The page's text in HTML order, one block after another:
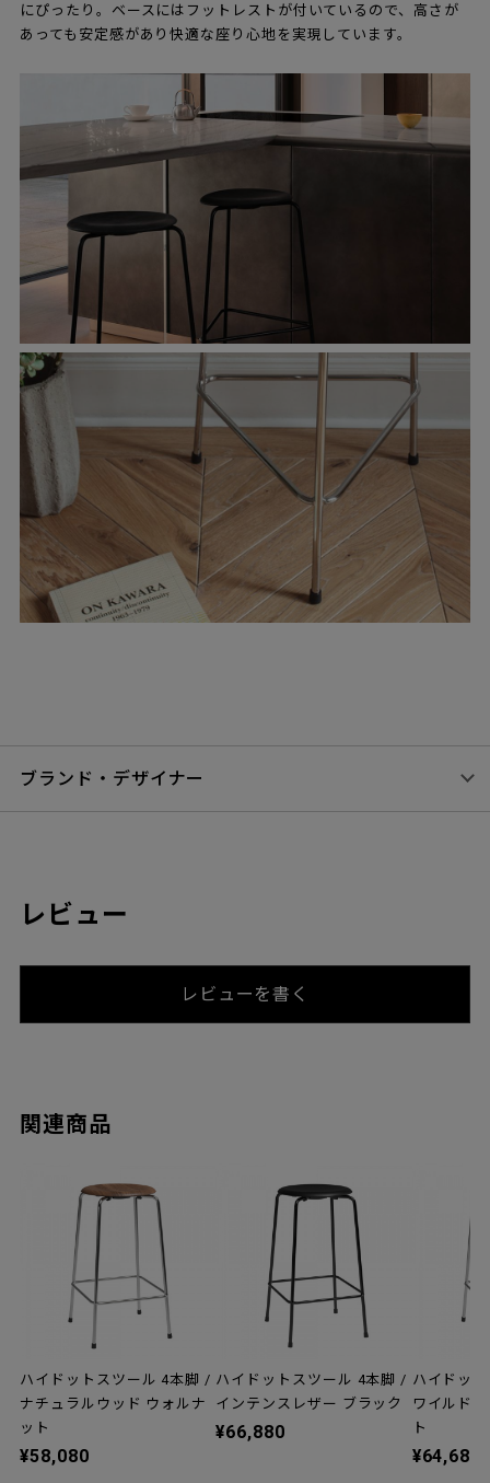
にぴったり。ベースにはフットレストが付いているので、高さが
あっても安定感があり快適な座り心地を実現しています。
ブランド・デザイナー
レビュー
レビューを書く
関連商品
ハイドットスツール 4本脚 /
ナチュラルウッド ウォルナ
ット
¥58,080
ハイドットスツール 4本脚 /
インテンスレザー ブラック
¥66,880
ハイドッ
ワイルド
ト
¥64,680